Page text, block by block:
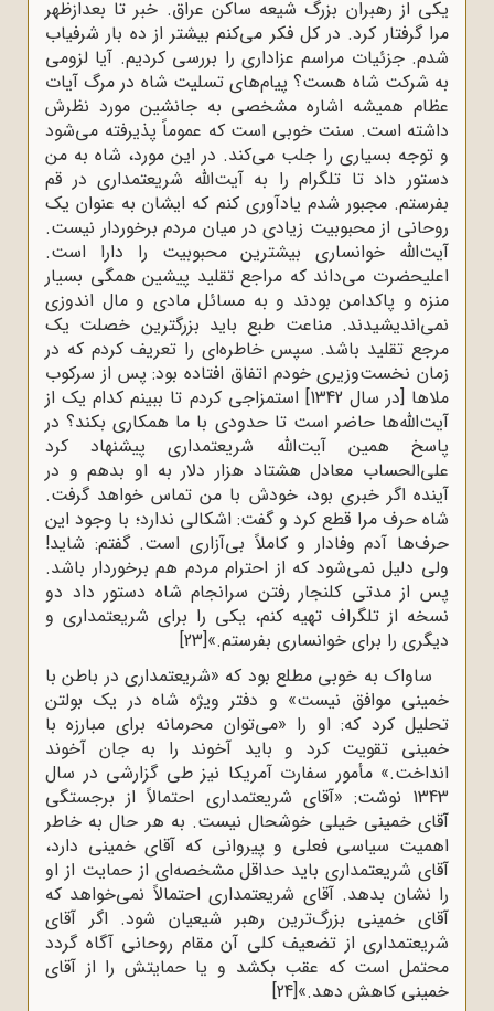
یکی از رهبران بزرگ شیعه ساکن عراق. خبر تا بعدازظهر
مرا گرفتار کرد. در کل فکر می‌کنم بیشتر از ده بار شرفیاب
شدم. جزئیات مراسم عزاداری را بررسی کردیم. آیا لزومی
به شرکت شاه هست؟ پیام‌های تسلیت شاه در مرگ آیات
عظام همیشه اشاره مشخصی به جانشین مورد نظرش
داشته است. سنت خوبی است که عموماً پذیرفته می‌شود
و توجه بسیاری را جلب می‌کند. در این مورد، شاه به من
دستور داد تا تلگرام را به آیت‌الله شریعتمداری در قم
بفرستم. مجبور شدم یادآوری کنم که ایشان به عنوان یک
روحانی از محبوبیت زیادی در میان مردم برخوردار نیست.
آیت‌الله خوانساری بیشترین محبوبیت را دارا است.
اعلیحضرت می‌داند که مراجع تقلید پیشین همگی بسیار
منزه و پاکدامن بودند و به مسائل مادی و مال اندوزی
نمی‌اندیشیدند. مناعت طبع باید بزرگترین خصلت یک
مرجع تقلید باشد. سپس خاطره‌ای را تعریف کردم که در
زمان نخست‌وزیری خودم اتفاق افتاده بود: پس از سرکوب
ملاها [در سال 1342] استمزاجی کردم تا ببینم کدام یک از
آیت‌الله‌ها حاضر است تا حدودی با ما همکاری بکند؟ در
پاسخ همین آیت‌الله شریعتمداری پیشنهاد کرد
علی‌الحساب معادل هشتاد هزار دلار به او بدهم و در
آینده اگر خبری بود، خودش با من تماس خواهد گرفت.
شاه حرف مرا قطع کرد و گفت: اشکالی ندارد؛ با وجود این
حرف‌ها آدم وفادار و کاملاً بی‌آزاری است. گفتم: شاید!
ولی دلیل نمی‌شود که از احترام مردم هم برخوردار باشد.
پس از مدتی کلنجار رفتن سرانجام شاه دستور داد دو
نسخه از تلگراف تهیه کنم، یکی را برای شریعتمداری و
دیگری را برای خوانساری بفرستم.»[23]
ساواک به خوبی مطلع بود که «شریعتمداری در باطن با
خمینی موافق نیست» و دفتر ویژه‌ شاه در یک بولتن
تحلیل کرد که: او را «می‌توان محرمانه برای مبارزه با
خمینی تقویت کرد و باید آخوند را به جان آخوند
انداخت.» مأمور سفارت آمریکا نیز طی گزارشی در سال
1343 نوشت: «آقای شریعتمداری احتمالاً از برجستگی
آقای خمینی خیلی خوشحال نیست. به هر حال به خاطر
اهمیت سیاسی فعلی و پیروانی که آقای خمینی دارد،
آقای شریعتمداری باید حداقل مشخصه‌ای از حمایت از او
را نشان بدهد. آقای شریعتمداری احتمالاً نمی‌خواهد که
آقای خمینی بزرگ‌ترین رهبر شیعیان شود. اگر آقای
شریعتمداری از تضعیف کلی آن مقام روحانی آگاه گردد
محتمل است که عقب بکشد و یا حمایتش را از آقای
خمینی کاهش دهد.»[24]